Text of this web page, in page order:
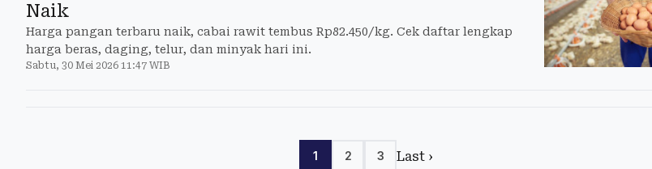
Naik
Harga pangan terbaru naik, cabai rawit tembus Rp82.450/kg. Cek daftar lengkap
harga beras, daging, telur, dan minyak hari ini.
Sabtu, 30 Mei 2026 11:47 WIB
1 2 3 Last ›